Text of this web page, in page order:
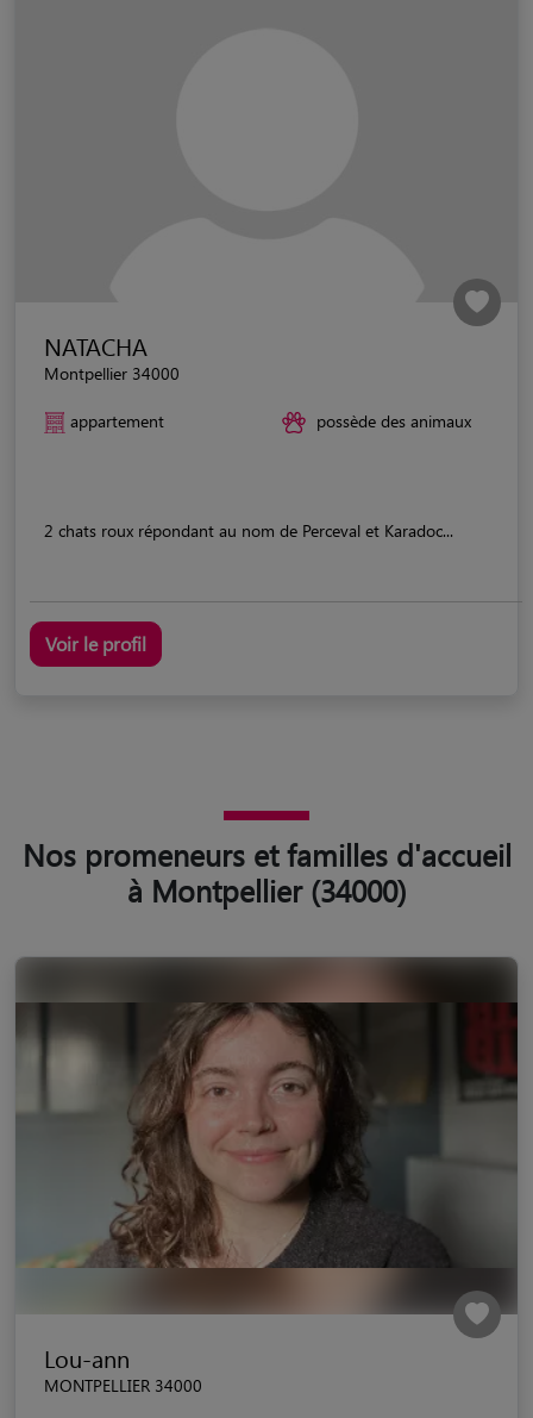
NATACHA
Montpellier 34000
appartement possède des animaux
2 chats roux répondant au nom de Perceval et Karadoc...
Voir le profil
Nos promeneurs et familles d'accueil
à Montpellier (34000)
Lou-ann
MONTPELLIER 34000